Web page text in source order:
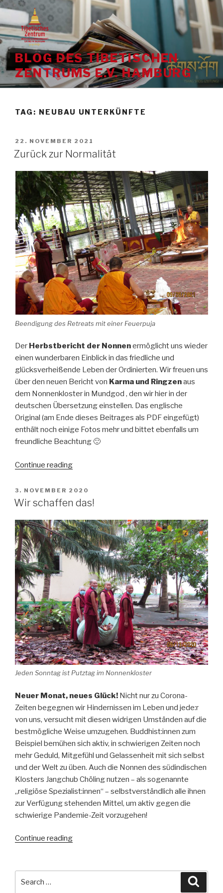
Skip
content
BLOG DES TIBETISCHEN
ZENTRUMS E.V. HAMBURG
TAG: NEUBAU UNTERKÜNFTE
POSTED
ON
22. NOVEMBER 2021
Zurück zur Normalität
Beendigung des Retreats mit einer Feuerpuja
Der Herbstbericht der Nonnenermöglicht uns wieder
einen wunderbaren Einblick in das friedliche und
glücksverheißende Leben der Ordinierten. Wir freuen uns
über den neuen Bericht von Karma und Ringzenaus
dem Nonnenkloster in Mundgod , den wir hier in der
deutschen Übersetzung einstellen. Das englische
Original (am Ende dieses Beitrages als PDF eingefügt)
enthält noch einige Fotos mehr und bittet ebenfalls um
freundliche Beachtung 🙂
Continue reading“Zurück
Normalität”
POSTED
ON
3. NOVEMBER 2020
Wir schaffen das!
Jeden Sonntag ist Putztag im Nonnenkloster
Neuer Monat, neues Glück! Nicht nur zu Corona-
Zeiten begegnen wir Hindernissen im Leben und jede:r
von uns, versucht mit diesen widrigen Umständen auf die
bestmögliche Weise umzugehen. Buddhist:innen zum
Beispiel bemühen sich aktiv, in schwierigen Zeiten noch
mehr Geduld, Mitgefühl und Gelassenheit mit sich selbst
und der Welt zu üben. Auch die Nonnen des südindischen
Klosters Jangchub Chöling nutzen – als sogenannte
„religiöse Spezialist:innen“ – selbstverständlich alle ihnen
zur Verfügung stehenden Mittel, um aktiv gegen die
schwierige Pandemie-Zeit vorzugehen!
Continue reading“Wir